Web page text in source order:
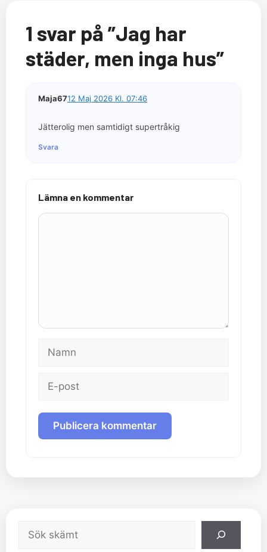
1 svar på ”Jag har
städer, men inga hus”
Maja6712 Maj 2026 Kl. 07:46
Jätterolig men samtidigt supertråkig
Svara
Lämna en kommentar
Kommentar
post